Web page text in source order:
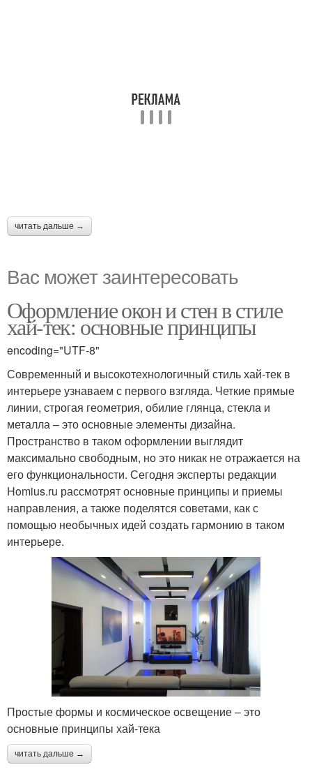
читать дальше →
Вас может заинтересовать
Оформление окон и стен в стиле
хай-тек: основные принципы
encoding="UTF-8"
Современный и высокотехнологичный стиль хай-тек в
интерьере узнаваем с первого взгляда. Четкие прямые
линии, строгая геометрия, обилие глянца, стекла и
металла – это основные элементы дизайна.
Пространство в таком оформлении выглядит
максимально свободным, но это никак не отражается на
его функциональности. Сегодня эксперты редакции
Homius.ru рассмотрят основные принципы и приемы
направления, а также поделятся советами, как с
помощью необычных идей создать гармонию в таком
интерьере.
Простые формы и космическое освещение – это
основные принципы хай-тека
читать дальше →